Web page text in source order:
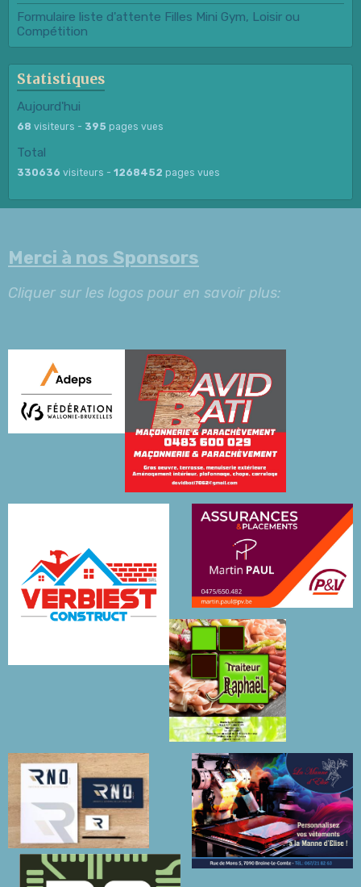
Formulaire liste d'attente Filles Mini Gym, Loisir ou
Compétition
Statistiques
Aujourd'hui
68 visiteurs - 395 pages vues
Total
330636 visiteurs - 1268452 pages vues
Merci à nos Sponsors
Cliquer sur les logos pour en savoir plus: